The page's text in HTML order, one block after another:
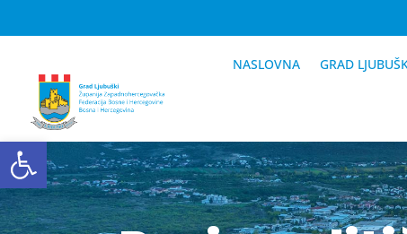
NASLOVNA GRAD
Open toolbar